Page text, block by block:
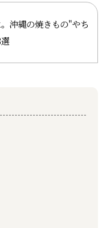
沖縄の焼きもの"やち